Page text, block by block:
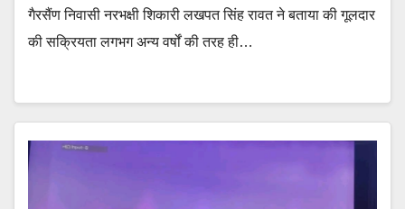
गैरसैंण निवासी नरभक्षी शिकारी लखपत सिंह रावत ने बताया की गूलदार
की सक्रियता लगभग अन्य वर्षों की तरह ही…